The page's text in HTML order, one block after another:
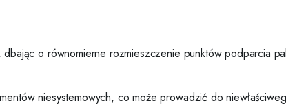
o równomierne rozmieszczenie punktów podparcia
niesystemowych, co może prowadzić do